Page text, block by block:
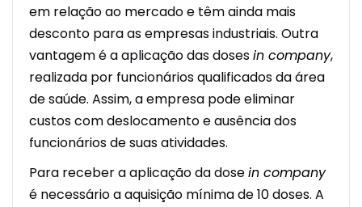
em relação ao mercado e têm ainda mais
desconto para as empresas industriais. Outra
vantagem é a aplicação das dosesin company,
realizada por funcionários qualificados da área
de saúde. Assim, a empresa pode eliminar
custos com deslocamento e ausência dos
funcionários de suas atividades.
Para receber a aplicação da dosein company
é necessário a aquisição mínima de 10 doses. A